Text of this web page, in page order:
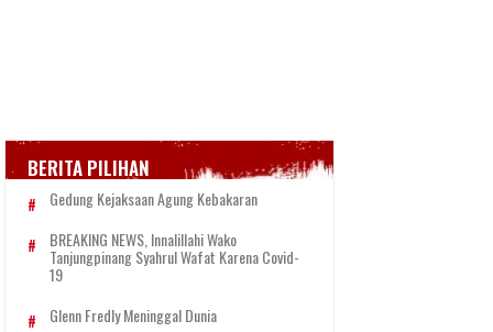
BERITA PILIHAN
Gedung Kejaksaan Agung Kebakaran
BREAKING NEWS, Innalillahi Wako
Tanjungpinang Syahrul Wafat Karena Covid-
19
Glenn Fredly Meninggal Dunia